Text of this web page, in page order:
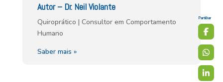
Autor – Dr. Neil Violante
Quiroprático | Consultor em Comportamento
Humano
Saber mais »
Partilhar